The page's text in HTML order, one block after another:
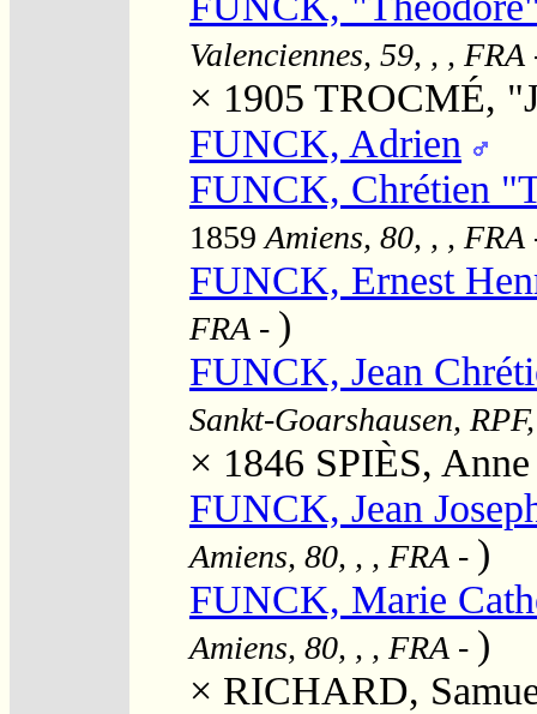
Valenciennes, 59, , , FRA
× 1905 TROCMÉ,
FUNCK, Adrien
FUNCK, Chrétien
1859 Amiens, 80, , , FRA
FUNCK, Ernest
FRA - )
FUNCK, Jean
Sankt-Goarshausen,
× 1846 SPIÈS,
FUNCK, Jean
Amiens, 80, , , FRA - )
FUNCK, Marie
Amiens, 80, , , FRA - )
× RICHARD,